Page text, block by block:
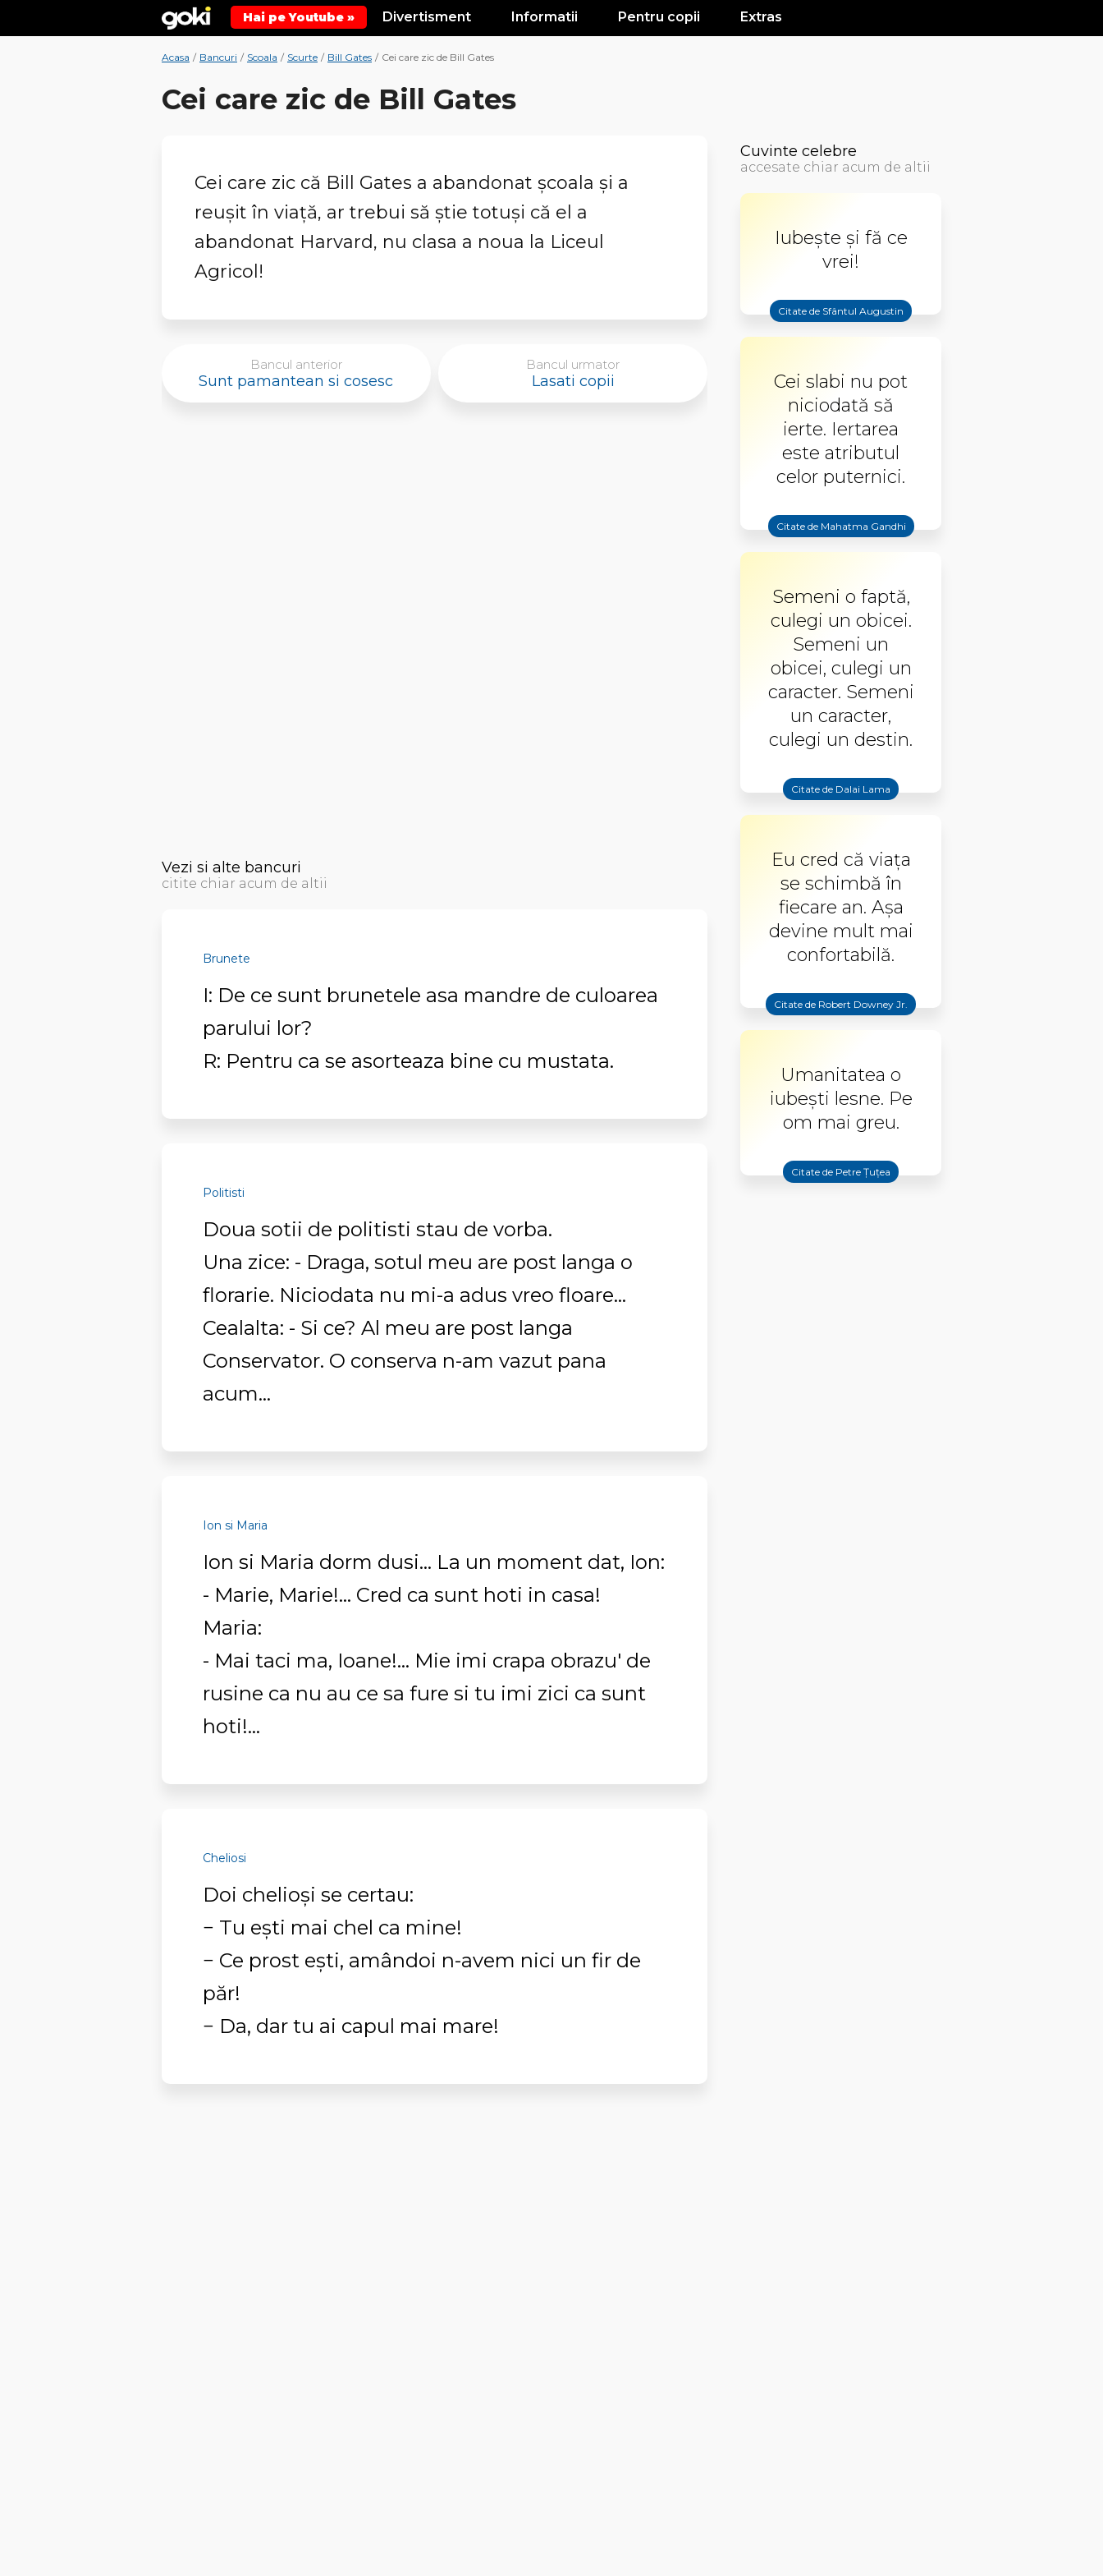
Hai pe Youtube » Divertisment Informatii Pentru copii Extras
Acasa / Bancuri / Scoala / Scurte / Bill Gates / Cei care zic de Bill Gates
Cei care zic de Bill Gates
Cei care zic că Bill Gates a abandonat școala și a
reușit în viață, ar trebui să știe totuși că el a
abandonat Harvard, nu clasa a noua la Liceul
Agricol!
Bancul anterior
Sunt pamantean si cosesc
Bancul urmator
Lasati copii
Vezi si alte bancuri
citite chiar acum de altii
Brunete
I: De ce sunt brunetele asa mandre de culoarea
parului lor?
R: Pentru ca se asorteaza bine cu mustata.
Politisti
Doua sotii de politisti stau de vorba.
Una zice: - Draga, sotul meu are post langa o
florarie. Niciodata nu mi-a adus vreo floare...
Cealalta: - Si ce? Al meu are post langa
Conservator. O conserva n-am vazut pana
acum...
Ion si Maria
Ion si Maria dorm dusi... La un moment dat, Ion:
- Marie, Marie!... Cred ca sunt hoti in casa!
Maria:
- Mai taci ma, Ioane!... Mie imi crapa obrazu' de
rusine ca nu au ce sa fure si tu imi zici ca sunt
hoti!...
Cheliosi
Doi chelioşi se certau:
− Tu eşti mai chel ca mine!
− Ce prost eşti, amândoi n-avem nici un fir de
păr!
− Da, dar tu ai capul mai mare!
Cuvinte celebre
accesate chiar acum de altii
Iubește și fă ce
vrei!
Citate de Sfântul Augustin
Cei slabi nu pot
niciodată să
ierte. Iertarea
este atributul
celor puternici.
Citate de Mahatma Gandhi
Semeni o faptă,
culegi un obicei.
Semeni un
obicei, culegi un
caracter. Semeni
un caracter,
culegi un destin.
Citate de Dalai Lama
Eu cred că viaţa
se schimbă în
fiecare an. Aşa
devine mult mai
confortabilă.
Citate de Robert Downey Jr.
Umanitatea o
iubești lesne. Pe
om mai greu.
Citate de Petre Țuțea